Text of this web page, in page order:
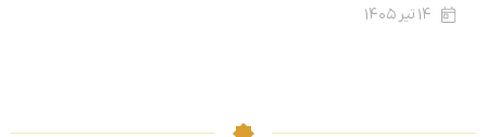
۱۴ تیر ۱۴۰۵